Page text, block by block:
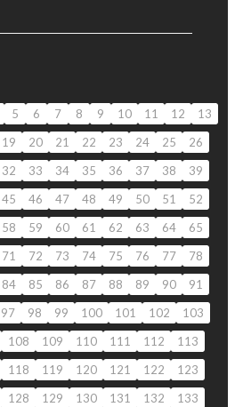
5 6 7 8 9 10 11 12
13
19 20 21 22 23 24 25
26
32 33 34 35 36 37 38
39
45 46 47 48 49 50 51
52
58 59 60 61 62 63 64
65
71 72 73 74 75 76 77
78
84 85 86 87 88 89 90
91
97 98 99 100 101 102
103
108 109 110 111 112
113
118 119 120 121 122
123
128 129 130 131 132
133